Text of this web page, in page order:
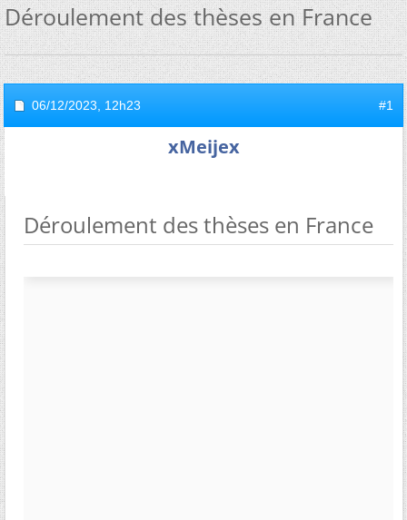
Déroulement des thèses en France
06/12/2023, 12h23 #1
xMeijex
Déroulement des thèses en France